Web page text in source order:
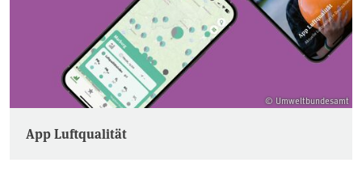
© Umweltbundesamt
App Luftqualität